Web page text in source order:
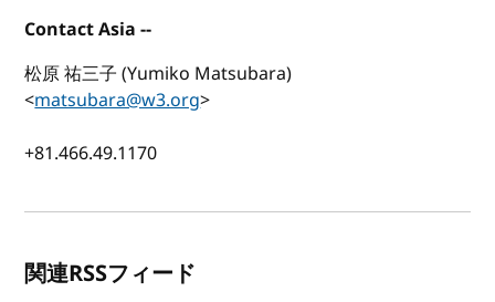
Contact Asia --
松原 祐三子 (Yumiko Matsubara)
<matsubara@w3.org>
+81.466.49.1170
関連RSSフィード